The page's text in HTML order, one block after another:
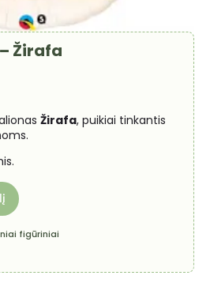
Žirafa
Žirafa, puikiai tinkantis
figūriniai